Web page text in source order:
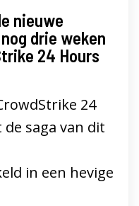
nieuwe
drie weken
24 Hours
24
saga van dit
in een hevige